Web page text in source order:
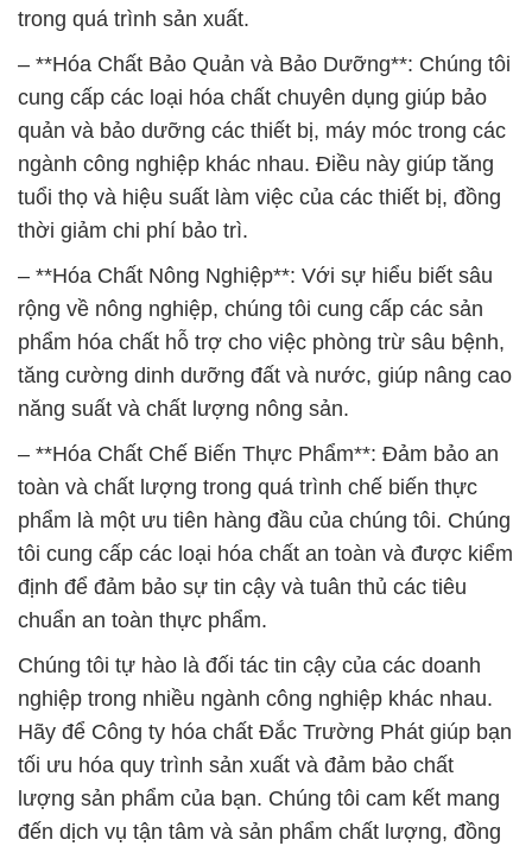
trong quá trình sản xuất.
– **Hóa Chất Bảo Quản và Bảo Dưỡng**: Chúng tôi
cung cấp các loại hóa chất chuyên dụng giúp bảo
quản và bảo dưỡng các thiết bị, máy móc trong các
ngành công nghiệp khác nhau. Điều này giúp tăng
tuổi thọ và hiệu suất làm việc của các thiết bị, đồng
thời giảm chi phí bảo trì.
– **Hóa Chất Nông Nghiệp**: Với sự hiểu biết sâu
rộng về nông nghiệp, chúng tôi cung cấp các sản
phẩm hóa chất hỗ trợ cho việc phòng trừ sâu bệnh,
tăng cường dinh dưỡng đất và nước, giúp nâng cao
năng suất và chất lượng nông sản.
– **Hóa Chất Chế Biến Thực Phẩm**: Đảm bảo an
toàn và chất lượng trong quá trình chế biến thực
phẩm là một ưu tiên hàng đầu của chúng tôi. Chúng
tôi cung cấp các loại hóa chất an toàn và được kiểm
định để đảm bảo sự tin cậy và tuân thủ các tiêu
chuẩn an toàn thực phẩm.
Chúng tôi tự hào là đối tác tin cậy của các doanh
nghiệp trong nhiều ngành công nghiệp khác nhau.
Hãy để Công ty hóa chất Đắc Trường Phát giúp bạn
tối ưu hóa quy trình sản xuất và đảm bảo chất
lượng sản phẩm của bạn. Chúng tôi cam kết mang
đến dịch vụ tận tâm và sản phẩm chất lượng, đồng